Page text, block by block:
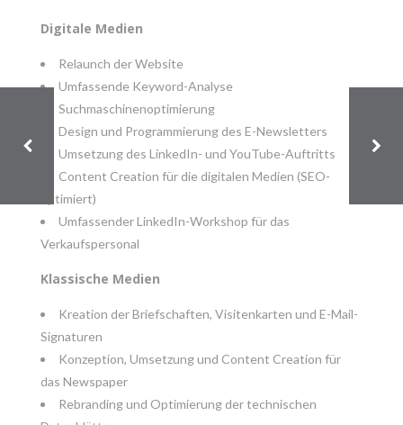
Digitale Medien
Relaunch der Website
Umfassende Keyword-Analyse
Suchmaschinenoptimierung
Design und Programmierung des E-Newsletters
Umsetzung des LinkedIn- und YouTube-Auftritts
Content Creation für die digitalen Medien (SEO-
optimiert)
Umfassender LinkedIn-Workshop für das
Verkaufspersonal
Klassische Medien
Kreation der Briefschaften, Visitenkarten und E-Mail-
Signaturen
Konzeption, Umsetzung und Content Creation für
das Newspaper
Rebranding und Optimierung der technischen